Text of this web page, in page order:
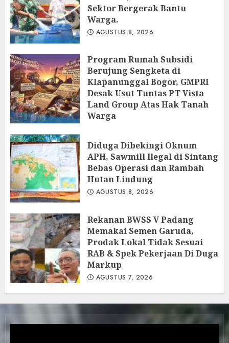
Sektor Bergerak Bantu
Warga.
AGUSTUS 8, 2026
Program Rumah Subsidi
Berujung Sengketa di
Klapanunggal Bogor, GMPRI
Desak Usut Tuntas PT Vista
Land Group Atas Hak Tanah
Warga
Diduga Dibekingi Oknum
APH, Sawmill Ilegal di Sintang
Bebas Operasi dan Rambah
Hutan Lindung
AGUSTUS 8, 2026
Rekanan BWSS V Padang
Memakai Semen Garuda,
Prodak Lokal Tidak Sesuai
RAB & Spek Pekerjaan Di Duga
Markup
AGUSTUS 7, 2026